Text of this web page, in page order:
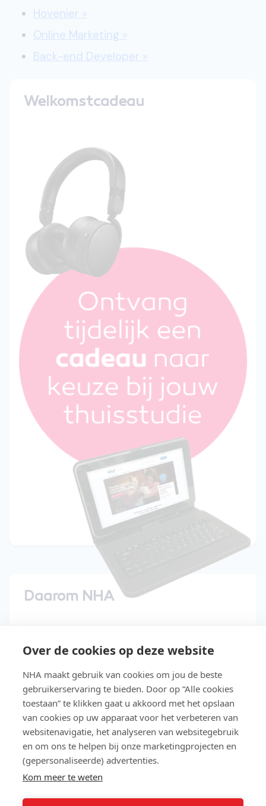
Over de cookies op deze website
NHA maakt gebruik van cookies om jou de beste
gebruikerservaring te bieden. Door op “Alle cookies
toestaan” te klikken gaat u akkoord met het opslaan
van cookies op uw apparaat voor het verbeteren van
websitenavigatie, het analyseren van websitegebruik
en om ons te helpen bij onze marketingprojecten en
(gepersonaliseerde) advertenties.
Kom meer te weten
Hovenier »
Online Marketing »
Back-end Developer »
Welkomstcadeau
Daarom NHA
Start direct met de cursus
Studeer in je eigen tempo
Niet geslaagd? Lesgeld terug
Slaag makkelijker met Easy Learning®
Gratis toegang tot de NHA e-
bookbibliotheek